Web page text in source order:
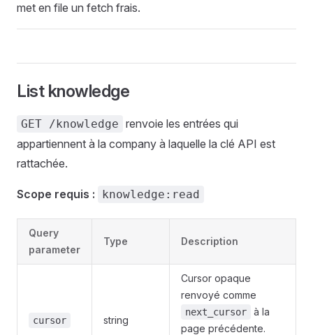
met en file un fetch frais.
List knowledge
GET /knowledge renvoie les entrées qui
appartiennent à la company à laquelle la clé API est
rattachée.
Scope requis : knowledge:read
Query
parameter
Type Description
cursor string
Cursor opaque
renvoyé comme
next_cursor
à la
page précédente.